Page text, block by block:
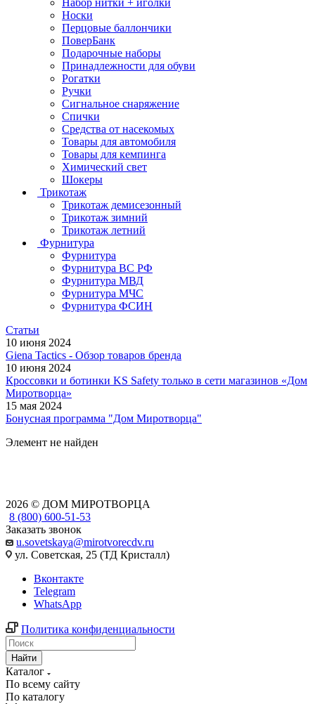
Набор нитки + иголки
Носки
Перцовые баллончики
ПоверБанк
Подарочные наборы
Принадлежности для обуви
Рогатки
Ручки
Сигнальное снаряжение
Спички
Средства от насекомых
Товары для автомобиля
Товары для кемпинга
Химический свет
Шокеры
Трикотаж
Трикотаж демисезонный
Трикотаж зимний
Трикотаж летний
Фурнитура
Фурнитура
Фурнитура ВС РФ
Фурнитура МВД
Фурнитура МЧС
Фурнитура ФСИН
Статьи
10 июня 2024
Giena Tactics - Обзор товаров бренда
10 июня 2024
Кроссовки и ботинки KS Safety только в сети магазинов «Дом
Миротворца»
15 мая 2024
Бонусная программа "Дом Миротворца"
Элемент не найден
2026 © ДОМ МИРОТВОРЦА
8 (800) 600-51-53
Заказать звонок
u.sovetskaya@mirotvorecdv.ru
ул. Советская, 25 (ТД Кристалл)
Вконтакте
Telegram
WhatsApp
Политика конфиденциальности
Найти
Каталог
По всему сайту
По каталогу